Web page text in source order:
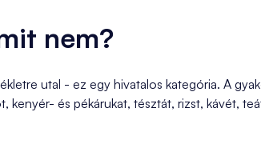
nem?
utal - ez egy hivatalos kategória. A
és pékárukat, tésztát, rizst, kávét,